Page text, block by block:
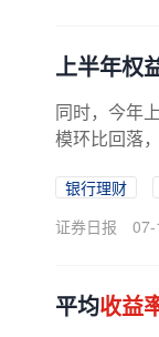
上半年权
同时，今年
模环比回落
银行理财
证券日报
平均收益